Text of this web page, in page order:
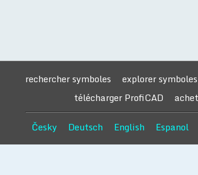
rechercher symboles explorer symboles
télécharger ProfiCAD
Česky Deutsch English Espanol